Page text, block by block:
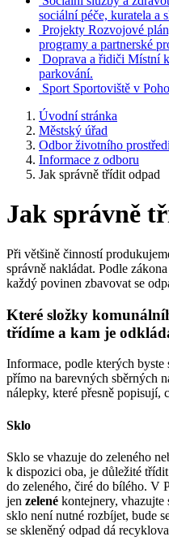
sociální péče, kuratela a
Projekty Rozvojové
programy a partnerské
Doprava a řidiči Místní
parkování.
Sport Sportoviště v
Úvodní stránka
Městský úřad
Odbor životního
Informace z odboru
Jak správně třídit odpad
Jak správně
Při většině činností
správně nakládat. Podle
každý povinen zbavovat se
Které složky
třídíme a kam je
Informace, podle kterých
přímo na barevných sběrných
nálepky, které přesně popisují,
Sklo
Sklo se vhazuje do zeleného
k dispozici oba, je důležité
do zeleného, čiré do bílého. V
jen zelené kontejnery, vhazujte
sklo není nutné rozbíjet, bude
se skleněný odpad dá